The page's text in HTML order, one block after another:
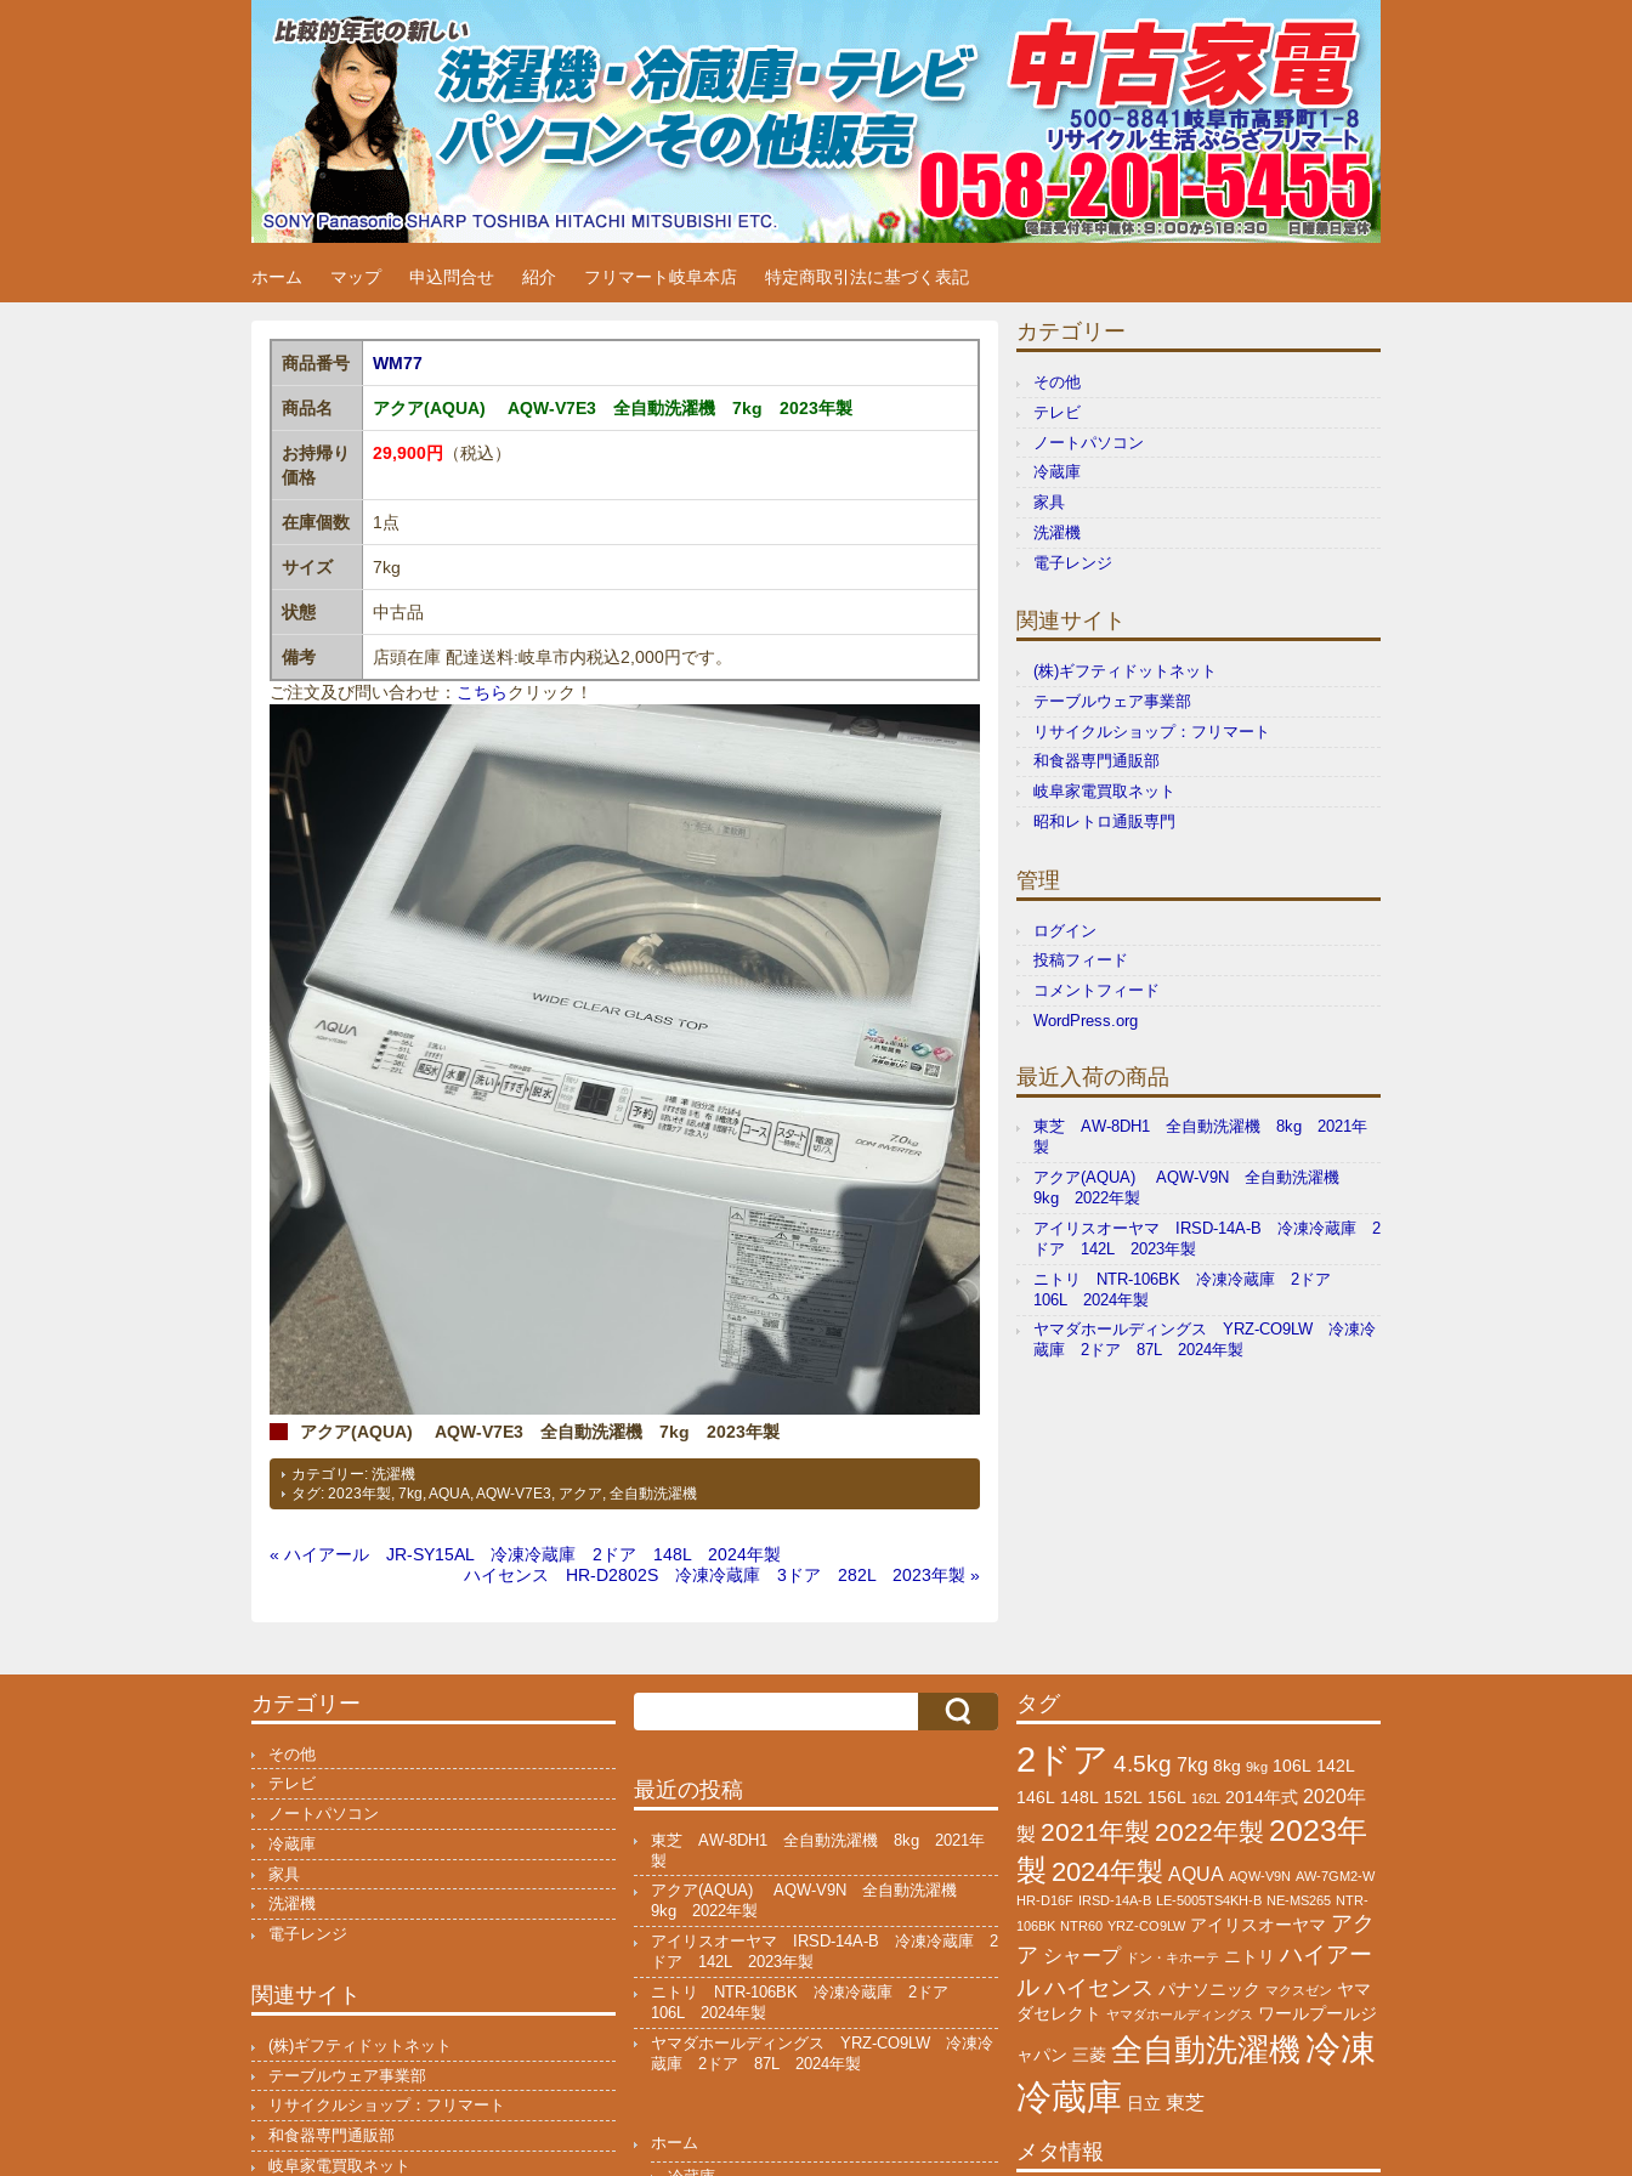
中古家電・洗濯機・冷蔵庫・テレビ・パソコン販売＠岐阜市内：フリマート
岐阜市内：格安中古家電・洗濯機・冷蔵庫・テレビ・パソコン販売他販売しています。
ホーム マップ 申込問合せ 紹介 フリマート岐阜本店 特定商取引法に基づく表記
商品番号 WM77
商品名 アクア(AQUA) AQW-V7E3 全自動洗濯機 7kg 2023年製
お持帰り
価格
29,900円 （税込）
在庫個数 1点
サイズ 7kg
状態 中古品
備考 店頭在庫 配達送料:岐阜市内税込2,000円です。
ご注文及び問い合わせ： こちらクリック！
アクア(AQUA) AQW-V7E3 全自動洗濯機 7kg 2023年製
カテゴリー: 洗濯機
タグ: 2023年製, 7kg,AQUA,AQW-V7E3, アクア, 全自動洗濯機
« ハイアール JR-SY15AL 冷凍冷蔵庫 2ドア 148L 2024年製
ハイセンス HR-D2802S 冷凍冷蔵庫 3ドア 282L 2023年製 »
カテゴリー
その他
テレビ
ノートパソコン
冷蔵庫
家具
洗濯機
電子レンジ
関連サイト
(株)ギフティドットネット
テーブルウェア事業部
リサイクルショップ：フリマート
和食器専門通販部
岐阜家電買取ネット
昭和レトロ通販専門
管理
ログイン
投稿フィード
コメントフィード
WordPress.org
最近入荷の商品
東芝 AW-8DH1 全自動洗濯機 8kg 2021年
製
アクア(AQUA) AQW-V9N 全自動洗濯機
9kg 2022年製
アイリスオーヤマ IRSD-14A-B 冷凍冷蔵庫 2
ドア 142L 2023年製
ニトリ NTR-106BK 冷凍冷蔵庫 2ドア
106L 2024年製
ヤマダホールディングス YRZ-CO9LW 冷凍冷
蔵庫 2ドア 87L 2024年製
カテゴリー
その他
テレビ
ノートパソコン
冷蔵庫
家具
洗濯機
電子レンジ
タグ
2ドア 4.5kg 7kg 8kg 9kg 106L
142L
146L
148L 152L 156L 162L 2014年式 2020年
製 2021年製 2022年製 2023年
製 2024年製 AQUA AQW-V9N AW-7GM2-W
HR-D16F IRSD-14A-B LE-5005TS4KH-B NE-MS265 NTR-
106BK NTR60 YRZ-CO9LW アイリスオーヤマ アク
ア シャープ ドン・キホーテ ニトリ ハイアー
ル ハイセンス パナソニック マクスゼン ヤマ
ダセレクト ヤマダホールディングス ワールプールジ
ャパン 三菱 全自動洗濯機 冷凍
冷蔵庫 日立 東芝
最近の投稿
東芝 AW-8DH1 全自動洗濯機 8kg 2021年
製
アクア(AQUA) AQW-V9N 全自動洗濯機
9kg 2022年製
アイリスオーヤマ IRSD-14A-B 冷凍冷蔵庫 2
ドア 142L 2023年製
ニトリ NTR-106BK 冷凍冷蔵庫 2ドア
106L 2024年製
ヤマダホールディングス YRZ-CO9LW 冷凍冷
蔵庫 2ドア 87L 2024年製
関連サイト
(株)ギフティドットネット
テーブルウェア事業部
リサイクルショップ：フリマート
和食器専門通販部
岐阜家電買取ネット
ホーム
メタ情報